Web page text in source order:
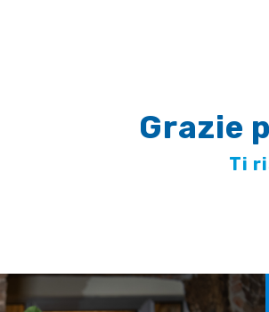
Grazie
Ti